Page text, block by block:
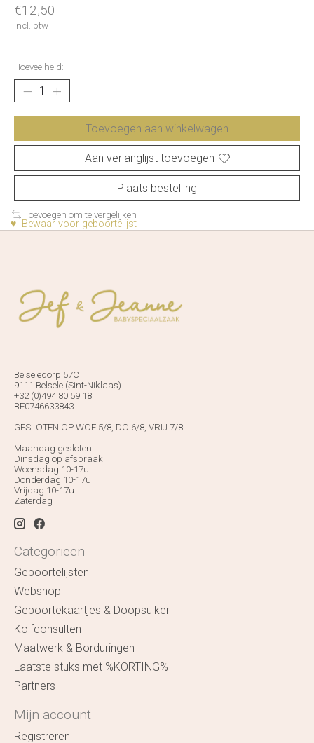
€12,50
Incl. btw
Hoeveelheid:
Toevoegen aan winkelwagen
Aan verlanglijst toevoegen
Plaats bestelling
Toevoegen om te vergelijken
♥ Bewaar voor geboortelijst
Belseledorp 57C
9111 Belsele (Sint-Niklaas)
+32 (0)494 80 59 18
BE0746633843
GESLOTEN OP WOE 5/8, DO 6/8, VRIJ 7/8!
Maandag gesloten
Dinsdag op afspraak
Woensdag 10-17u
Donderdag 10-17u
Vrijdag 10-17u
Zaterdag
Categorieën
Geboortelijsten
Webshop
Geboortekaartjes & Doopsuiker
Kolfconsulten
Maatwerk & Borduringen
Laatste stuks met %KORTING%
Partners
Mijn account
Registreren